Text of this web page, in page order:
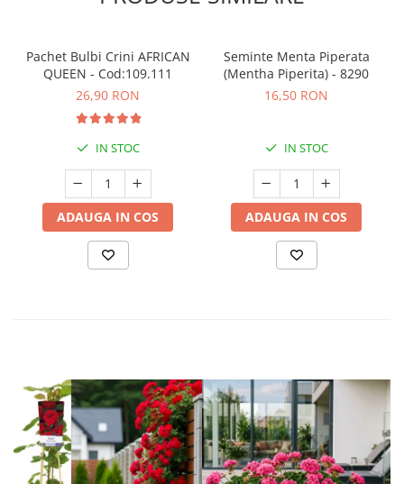
Pachet Bulbi Crini AFRICAN
QUEEN - Cod:109.111
26,90 RON
IN STOC
ADAUGA IN COS
Seminte Menta Piperata
(Mentha Piperita) - 8290
16,50 RON
IN STOC
ADAUGA IN COS